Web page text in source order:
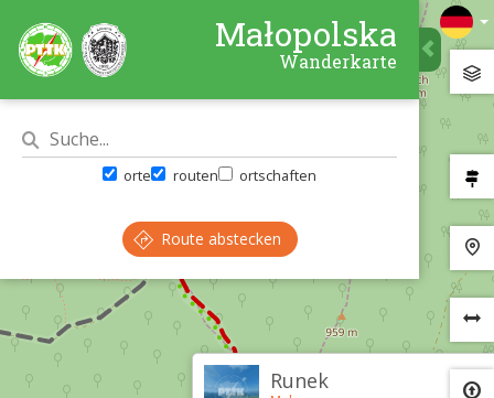
×
Runek
Małopolska
Wanderkarte
orte routen ortschaften
Route abstecken